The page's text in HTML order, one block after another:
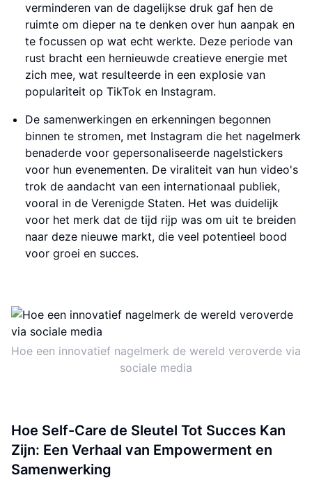
verminderen van de dagelijkse druk gaf hen de
ruimte om dieper na te denken over hun aanpak en
te focussen op wat echt werkte. Deze periode van
rust bracht een hernieuwde creatieve energie met
zich mee, wat resulteerde in een explosie van
populariteit op TikTok en Instagram.
De samenwerkingen en erkenningen begonnen
binnen te stromen, met Instagram die het nagelmerk
benaderde voor gepersonaliseerde nagelstickers
voor hun evenementen. De viraliteit van hun video's
trok de aandacht van een internationaal publiek,
vooral in de Verenigde Staten. Het was duidelijk
voor het merk dat de tijd rijp was om uit te breiden
naar deze nieuwe markt, die veel potentieel bood
voor groei en succes.
Hoe een innovatief nagelmerk de wereld veroverde via
sociale media
Hoe Self-Care de Sleutel Tot Succes Kan
Zijn: Een Verhaal van Empowerment en
Samenwerking